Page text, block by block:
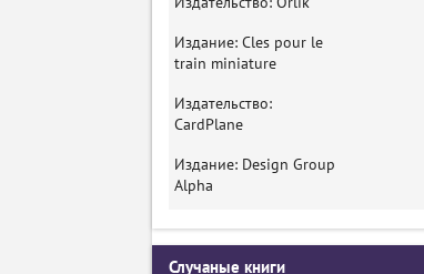
Издание: Cles pour le
train miniature
Издательство:
CardPlane
Издание: Design Group
Alpha
Случаные книги